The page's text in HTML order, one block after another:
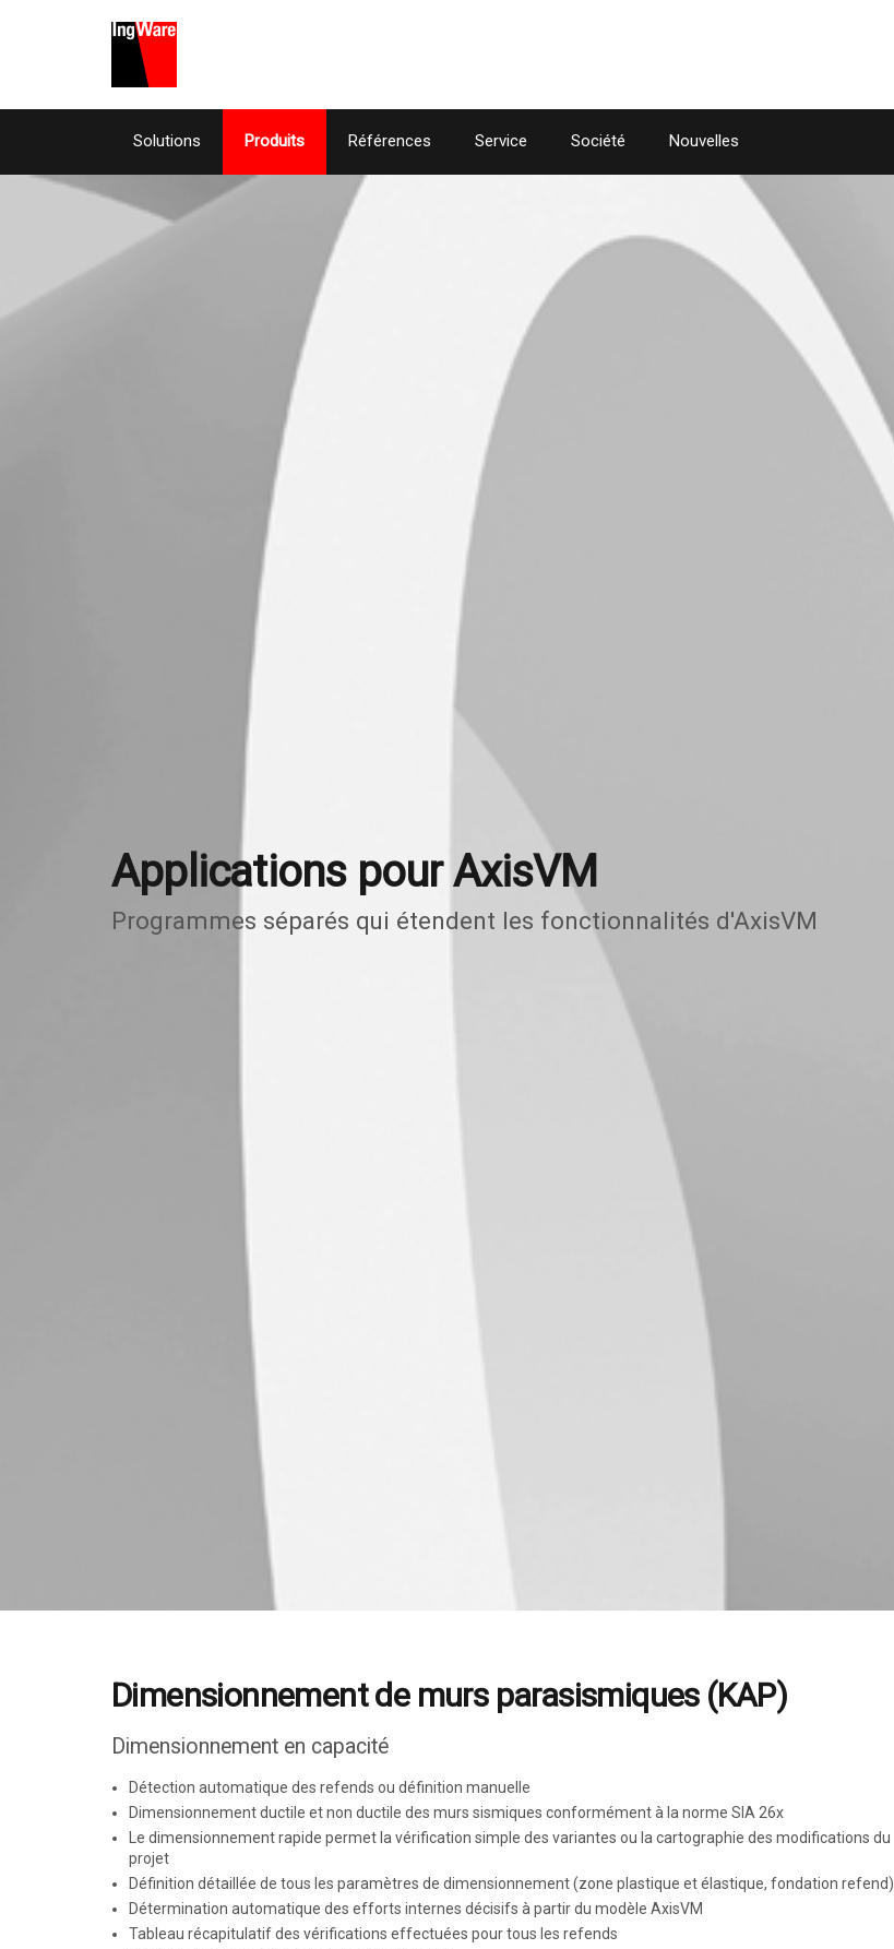
Solutions Produits Références Service Société Nouvelles
Applications pour AxisVM
Programmes séparés qui étendent les fonctionnalités d'AxisVM
Dimensionnement de murs parasismiques (KAP)
Dimensionnement en capacité
Détection automatique des refends ou définition manuelle
Dimensionnement ductile et non ductile des murs sismiques conformément à la norme SIA 26x
Le dimensionnement rapide permet la vérification simple des variantes ou la cartographie des modifications du
projet
Définition détaillée de tous les paramètres de dimensionnement (zone plastique et élastique, fondation refend)
Détermination automatique des efforts internes décisifs à partir du modèle AxisVM
Tableau récapitulatif des vérifications effectuées pour tous les refends